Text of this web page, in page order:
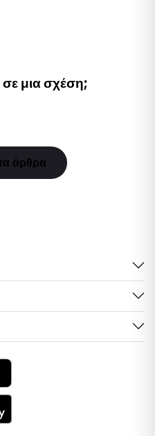
μια σχέση;
άρθρα